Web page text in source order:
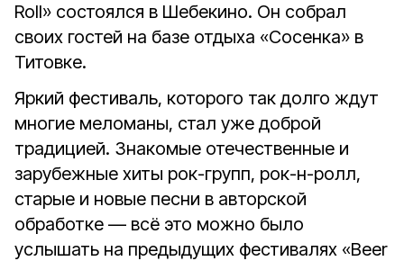
Roll» состоялся в Шебекино. Он собрал
своих гостей на базе отдыха «Сосенка» в
Титовке.
Яркий фестиваль, которого так долго ждут
многие меломаны, стал уже доброй
традицией. Знакомые отечественные и
зарубежные хиты рок-групп, рок-н-ролл,
старые и новые песни в авторской
обработке — всё это можно было
услышать на предыдущих фестивалях «Beer